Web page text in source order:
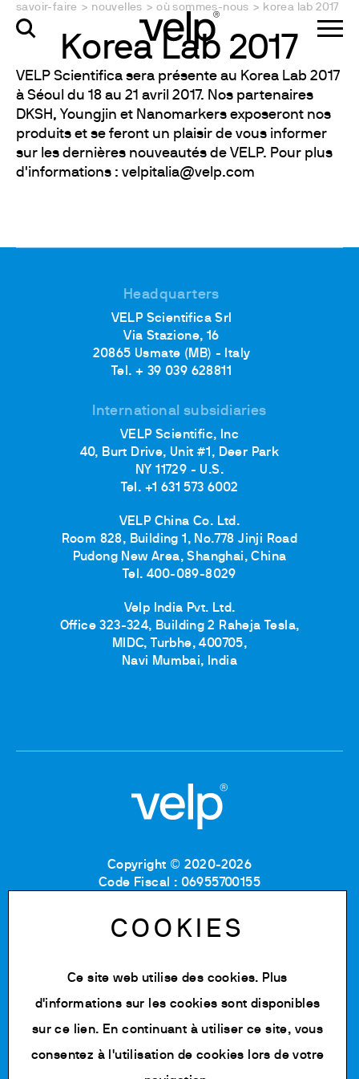
savoir-faire > nouvelles > où sommes-nous > korea lab 2017
Korea Lab 2017
VELP Scientifica sera présente au Korea Lab 2017
à Séoul du 18 au 21 avril 2017. Nos partenaires
DKSH, Youngjin et Nanomarkers exposeront nos
produits et se feront un plaisir de vous informer
sur les dernières nouveautés de VELP. Pour plus
d'informations : velpitalia@velp.com
Headquarters
VELP Scientifica Srl
Via Stazione, 16
20865 Usmate (MB) - Italy
Tel. + 39 039 628811
International subsidiaries
VELP Scientific, Inc
40, Burt Drive, Unit #1, Deer Park
NY 11729 - U.S.
Tel. +1 631 573 6002
VELP China Co. Ltd.
Room 828, Building 1, No.778 Jinji Road
Pudong New Area, Shanghai, China
Tel. 400-089-8029
Velp India Pvt. Ltd.
Office 323-324, Building 2 Raheja Tesla,
MIDC, Turbhe, 400705,
Navi Mumbai, India
Copyright © 2020-2026
Code Fiscal : 06955700155
MB Registre du commerce et des sociétés :
06955700155
Capital social : 500 000,00 € e.v.
Politique de confidentialité
Cookie Policy
Conditions d'utilisation
COOKIES
Ce site web utilise des cookies. Plus
d'informations sur les cookies sont disponibles
surce lien. En continuant à utiliser ce site, vous
consentez à l'utilisation de cookies lors de votre